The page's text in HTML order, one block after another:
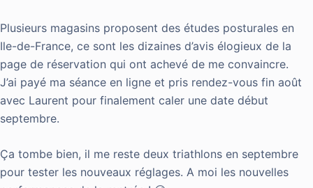
Plusieurs magasins proposent des études posturales en
Ile-de-France, ce sont les dizaines d’avis élogieux de la
page de réservation qui ont achevé de me convaincre.
J’ai payé ma séance en ligne et pris rendez-vous fin août
avec Laurent pour finalement caler une date début
septembre.
Ça tombe bien, il me reste deux triathlons en septembre
pour tester les nouveaux réglages. A moi les nouvelles